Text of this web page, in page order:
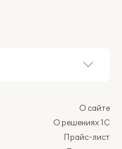
О сайте
О решениях 1С
Прайс-лист